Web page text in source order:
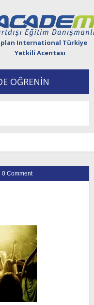
International Türkiye
Yetkili Acentası
ÖĞRENİN
0 Comment